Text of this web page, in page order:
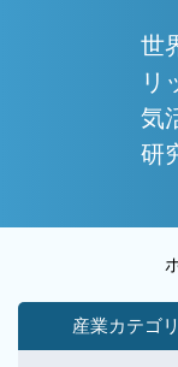
世
リ
気
研
産業カテゴ